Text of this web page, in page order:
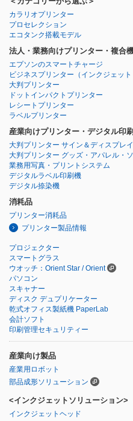
カラリオプリンター
プロセレクション
エコタンク搭載モデル
法人・業務向けプリンター・複合
エプソンのスマートチャージ
ビジネスプリンター （インクジェッ
大判プリンター
ドットインパクトプリンター
レシートプリンター
ラベルプリンター
産業向けプリンター・デジタル印
大判プリンター サイン＆ディスプレイ
大判プリンター グッズ・アパレル・
業務用写真・プリントシステム
デジタルラベル印刷機
デジタル捺染機
消耗品
プリンター消耗品
プリンター製品情報
プロジェクター
スマートグラス
ウオッチ：Orient Star / Orient
パソコン
スキャナー
ディスク デュプリケーター
乾式オフィス製紙機 PaperLab
会計ソフト
印刷管理セキュリティー
産業向け製品
産業用ロボット
部品成形ソリューション
<インクジェットソリューション>
インクジェットヘッド